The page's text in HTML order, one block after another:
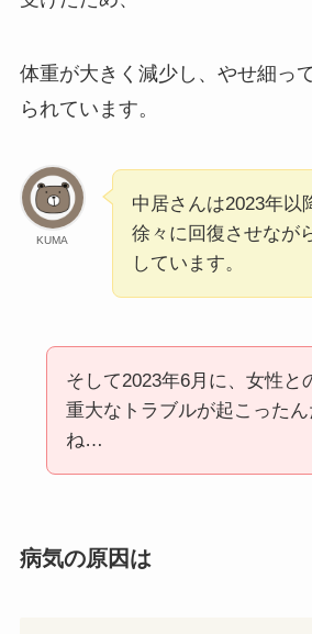
体重が大きく減少し、やせ細っ
られています。
KUMA
中居さんは2023年以
徐々に回復させなが
しています。
そして2023年6月に、女性と
重大なトラブルが起こったん
ね…
病気の原因は